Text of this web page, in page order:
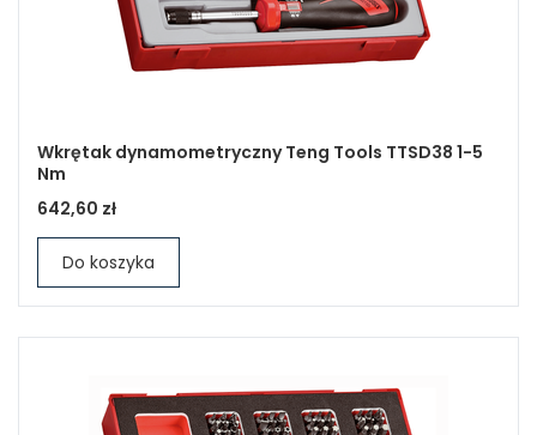
Wkrętak dynamometryczny Teng Tools TTSD38 1-5
Nm
642,60 zł
Do koszyka